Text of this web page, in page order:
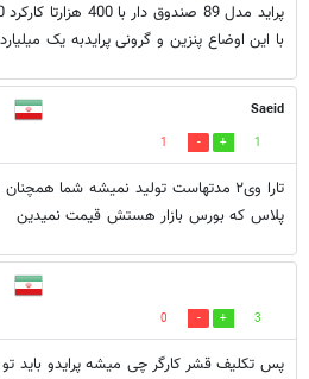
با این اوضاع پنزین و گرونی پرایدبه یک
Saeid
1
1
پلاس که بورس بازار هستش قیمت نمیدین
3
0
پس تکلیف قشر کارگر چی میشه پرایدو باید